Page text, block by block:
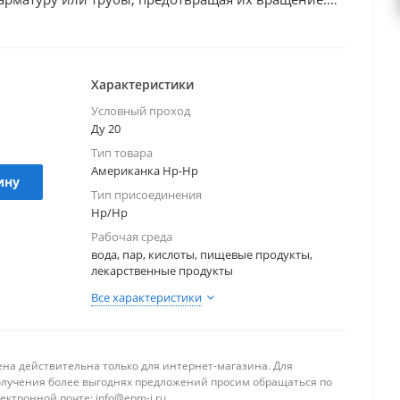
стали AISI 304 по стандарту ISO. Состоит из
и нефтегазовой промышленности.
промежуточной прокладкой PTFE.
Характеристики
Условный проход
Ду 20
Тип товара
Американка Нр-Нр
Тип присоединения
Нр/Нр
Рабочая среда
вода, пар, кислоты, пищевые продукты,
лекарственные продукты
Все характеристики
действительна только для интернет-магазина. Для
более выгоднях предложений просим обращаться по